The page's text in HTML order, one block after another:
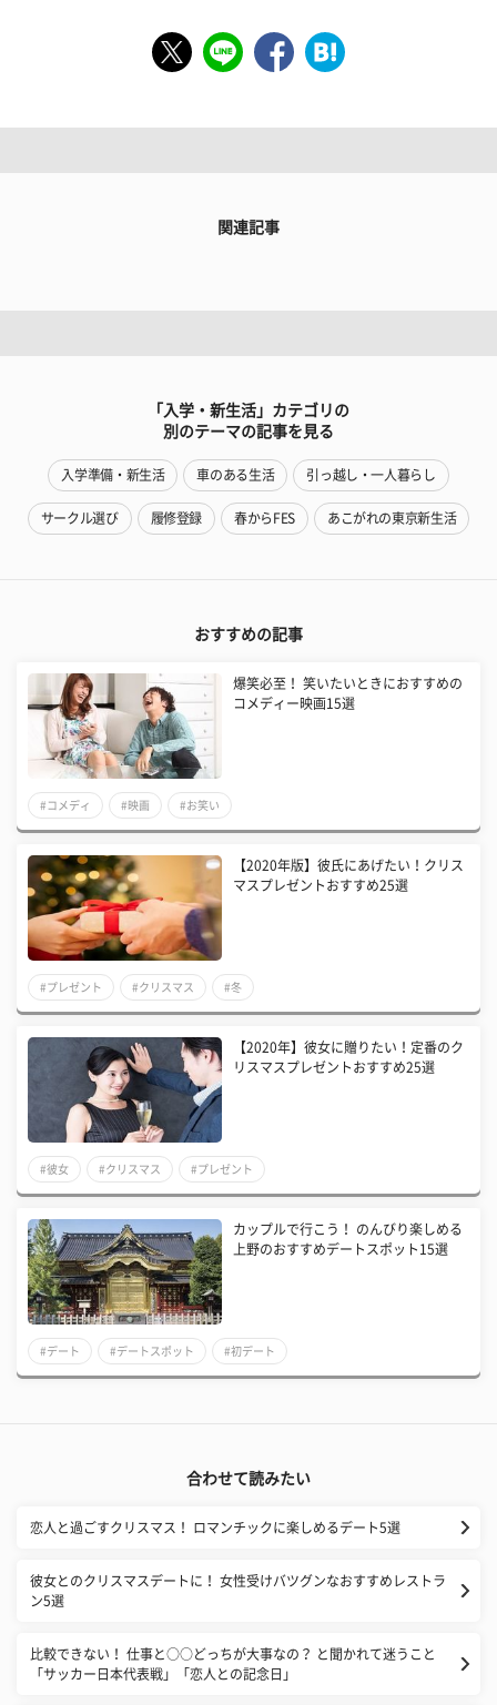
関連記事
「入学・新生活」カテゴリの
別のテーマの記事を見る
入学準備・新生活 車のある生活 引っ越し・一人暮らし
サークル選び 履修登録 春からFES あこがれの東京新生活
おすすめの記事
爆笑必至！ 笑いたいときにおすすめの
コメディー映画15選
#コメディ #映画 #お笑い
【2020年版】彼氏にあげたい！クリス
マスプレゼントおすすめ25選
#プレゼント #クリスマス #冬
【2020年】彼女に贈りたい！定番のク
リスマスプレゼントおすすめ25選
#彼女 #クリスマス #プレゼント
カップルで行こう！ のんびり楽しめる
上野のおすすめデートスポット15選
#デート #デートスポット #初デート
合わせて読みたい
恋人と過ごすクリスマス！ ロマンチックに楽しめるデート5選
彼女とのクリスマスデートに！ 女性受けバツグンなおすすめレストラ
ン5選
比較できない！ 仕事と○○どっちが大事なの？ と聞かれて迷うこと
「サッカー日本代表戦」「恋人との記念日」